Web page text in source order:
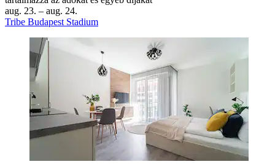
aug. 23. – aug. 24.
Tribe Budapest Stadium